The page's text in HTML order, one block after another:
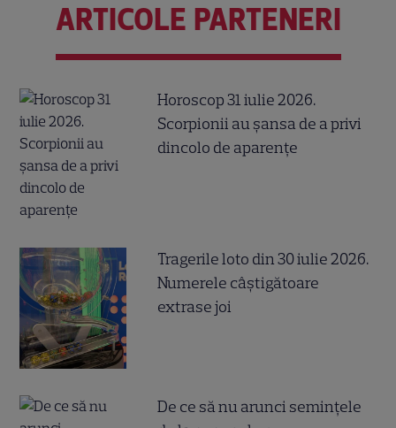
ARTICOLE PARTENERI
Horoscop 31 iulie 2026.
Scorpionii au șansa de a privi
dincolo de aparențe
Tragerile loto din 30 iulie 2026.
Numerele câştigătoare
extrase joi
De ce să nu arunci semințele